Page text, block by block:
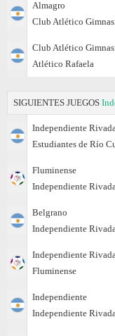
Almagro
Club Atlético
Club Atlético
Atlético Rafaela
SIGUIENTES JUEGOS
Independiente
Estudiantes de Río
Fluminense
Independiente
Belgrano
Independiente
Independiente
Fluminense
Independiente
Independiente